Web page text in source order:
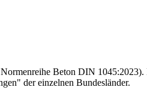
Beton DIN
der einzelnen Bundesländer.